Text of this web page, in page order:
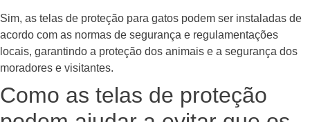
Sim, as telas de proteção para gatos podem ser instaladas de
acordo com as normas de segurança e regulamentações
locais, garantindo a proteção dos animais e a segurança dos
moradores e visitantes.
Como as telas de proteção